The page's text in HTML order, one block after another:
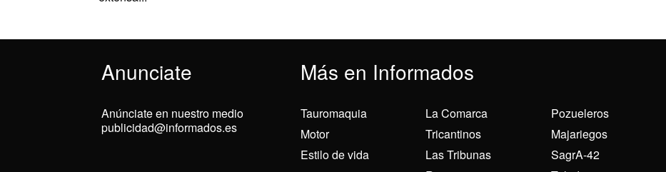
Anunciate Más en Informados
Anúnciate en nuestro medio
publicidad@informados.es
Tauromaquia
Motor
Estilo de vida
La Comarca
Tricantinos
Las Tribunas
Pozueleros
Majariegos
SagrA-42